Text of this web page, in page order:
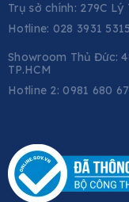
Trụ sở chính: 279C Lý
Hotline: 028 3931 5315
Showroom Thủ Đức:
TP.HCM
Hotline 2:0981 680